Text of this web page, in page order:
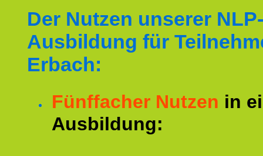
Der Nutzen unserer
Ausbildung für
Erbach:
Fünffacher Nutzen in
Ausbildung: